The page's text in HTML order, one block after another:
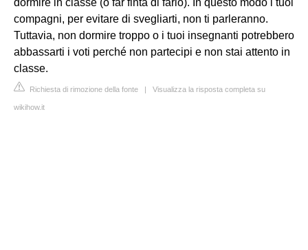
dormire in classe (o far finta di farlo). In questo modo i tuoi
compagni, per evitare di svegliarti, non ti parleranno.
Tuttavia, non dormire troppo o i tuoi insegnanti potrebbero
abbassarti i voti perché non partecipi e non stai attento in
classe.
Richiesta di rimozione della fonte | Visualizza la risposta completa su
wikihow.it